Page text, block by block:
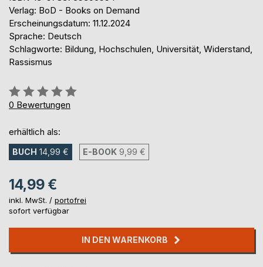
Verlag: BoD - Books on Demand
Erscheinungsdatum: 11.12.2024
Sprache: Deutsch
Schlagworte: Bildung, Hochschulen, Universität, Widerstand,
Rassismus
Bewertung::
0%
0 Bewertungen
erhältlich als:
BUCH 14,99 € E-BOOK 9,99 €
14,99 €
inkl. MwSt. / portofrei
sofort verfügbar
IN DEN WARENKORB